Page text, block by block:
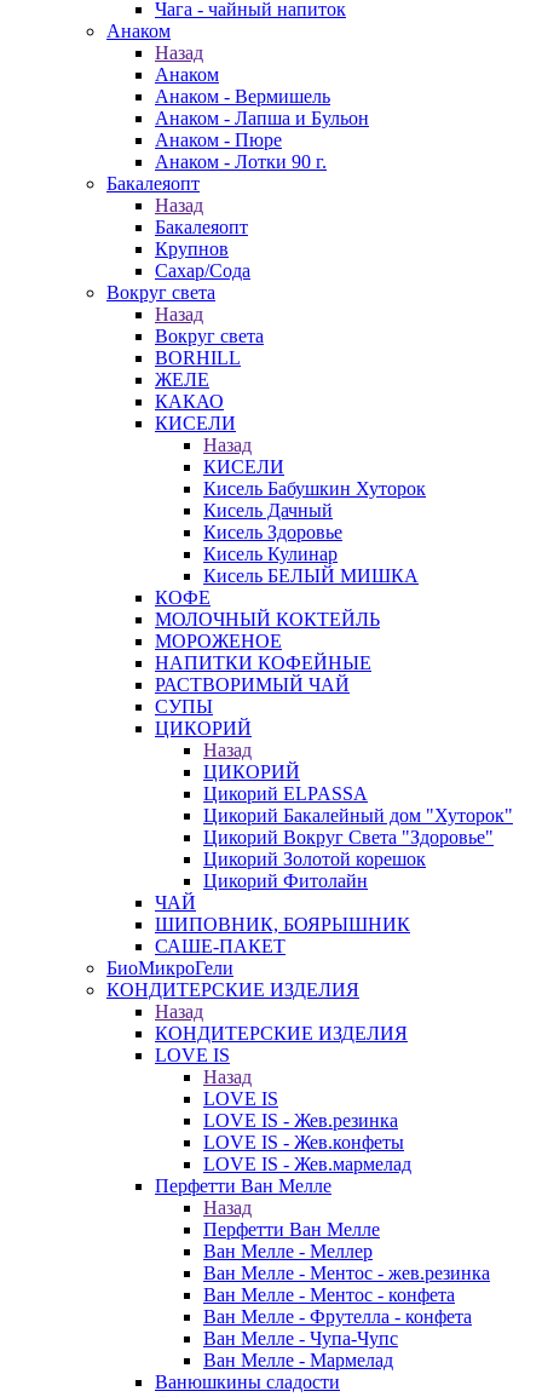
Чага - чайный напиток
Анаком
Назад
Анаком
Анаком - Вермишель
Анаком - Лапша и Бульон
Анаком - Пюре
Анаком - Лотки 90 г.
Бакалеяопт
Назад
Бакалеяопт
Крупнов
Сахар/Сода
Вокруг света
Назад
Вокруг света
BORHILL
ЖЕЛЕ
КАКАО
КИСЕЛИ
Назад
КИСЕЛИ
Кисель Бабушкин Хуторок
Кисель Дачный
Кисель Здоровье
Кисель Кулинар
Кисель БЕЛЫЙ МИШКА
КОФЕ
МОЛОЧНЫЙ КОКТЕЙЛЬ
МОРОЖЕНОЕ
НАПИТКИ КОФЕЙНЫЕ
РАСТВОРИМЫЙ ЧАЙ
СУПЫ
ЦИКОРИЙ
Назад
ЦИКОРИЙ
Цикорий ELPASSA
Цикорий Бакалейный дом "Хуторок"
Цикорий Вокруг Света "Здоровье"
Цикорий Золотой корешок
Цикорий Фитолайн
ЧАЙ
ШИПОВНИК, БОЯРЫШНИК
САШЕ-ПАКЕТ
БиоМикроГели
КОНДИТЕРСКИЕ ИЗДЕЛИЯ
Назад
КОНДИТЕРСКИЕ ИЗДЕЛИЯ
LOVE IS
Назад
LOVE IS
LOVE IS - Жев.резинка
LOVE IS - Жев.конфеты
LOVE IS - Жев.мармелад
Перфетти Ван Мелле
Назад
Перфетти Ван Мелле
Ван Мелле - Меллер
Ван Мелле - Ментос - жев.резинка
Ван Мелле - Ментос - конфета
Ван Мелле - Фрутелла - конфета
Ван Мелле - Чупа-Чупс
Ван Мелле - Мармелад
Ванюшкины сладости